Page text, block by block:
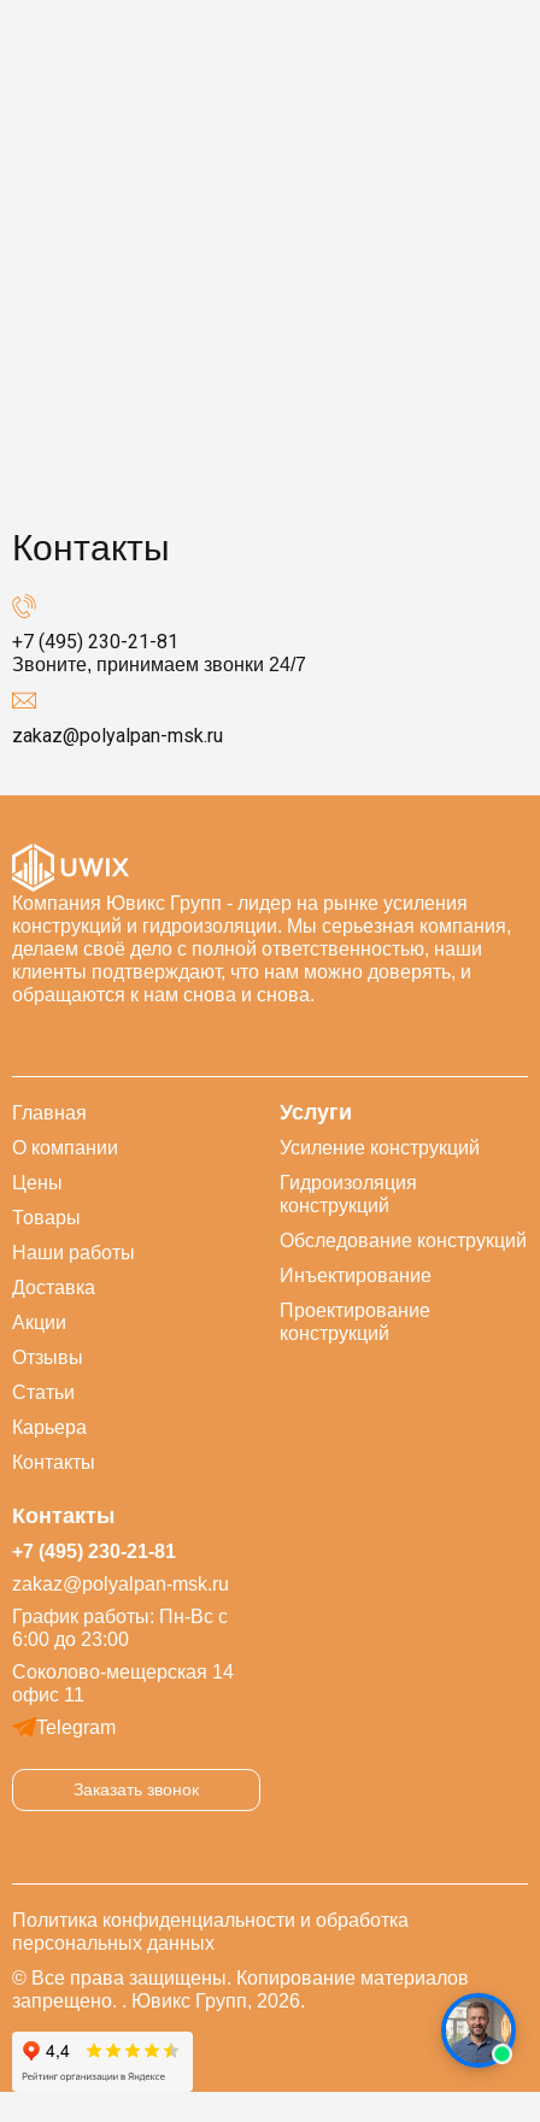
Контакты
+7 (495) 230-21-81
Звоните, принимаем звонки 24/7
zakaz@polyalpan-msk.ru
Компания Ювикс Групп - лидер на рынке усиления
конструкций и гидроизоляции. Мы серьезная компания,
делаем своё дело с полной ответственностью, наши
клиенты подтверждают, что нам можно доверять, и
обращаются к нам снова и снова.
Главная
О компании
Цены
Товары
Наши работы
Доставка
Акции
Отзывы
Статьи
Карьера
Контакты
Услуги
Усиление конструкций
Гидроизоляция
конструкций
Обследование конструкций
Инъектирование
Проектирование
конструкций
Контакты
+7 (495) 230-21-81
zakaz@polyalpan-msk.ru
График работы: Пн-Вс с
6:00 до 23:00
Соколово-мещерская 14
офис 11
Telegram
Заказать звонок
Политика конфиденциальности и обработка
персональных данных
© Все права защищены. Копирование материалов
запрещено. . Ювикс Групп, 2026.